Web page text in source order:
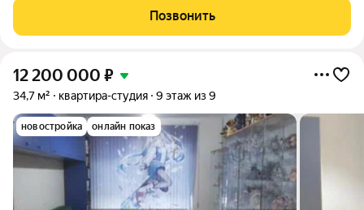
выплатами. Преимущества собственности: Один
совершеннолетний собственник (без долей,
Позвонить
12 200 000 ₽
34,7 м² квартира-студия 9 этаж из 9
новостройка онлайн показ